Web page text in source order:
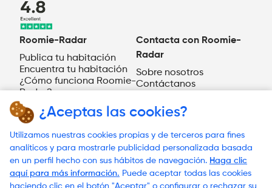
¿Aceptas las cookies?
Utilizamos nuestras cookies propias y de terceros para fines
analíticos y para mostrarle publicidad personalizada basada
en un perfil hecho con sus hábitos de navegación. Haga clic
aquí para más información. Puede aceptar todas las cookies
haciendo clic en el botón "Aceptar" o configurar o rechazar su
Roomie-Radar
Publica tu habitación
Encuentra tu habitación
¿Cómo funciona Roomie-
Radar?
Contacta con Roomie-
Radar
Sobre nosotros
Contáctanos
© 2023 Roomie-Radar